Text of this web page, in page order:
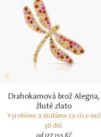
Drahokamová brož Alegria,
žluté zlato
Vyrobíme a dodáme za více než
30 dní.